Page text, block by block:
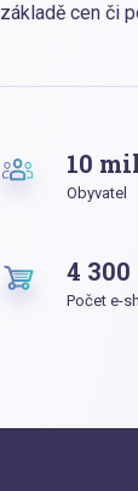
základě cen či
10
Obyvatel
4 300
Počet e-